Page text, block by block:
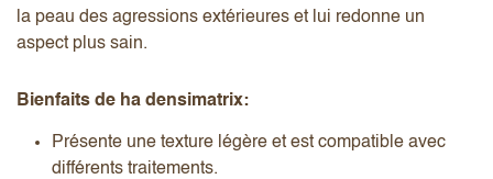
la peau des agressions extérieures et lui redonne un
aspect plus sain.
Bienfaits de ha densimatrix:
Présente une texture légère et est compatible avec
différents traitements.